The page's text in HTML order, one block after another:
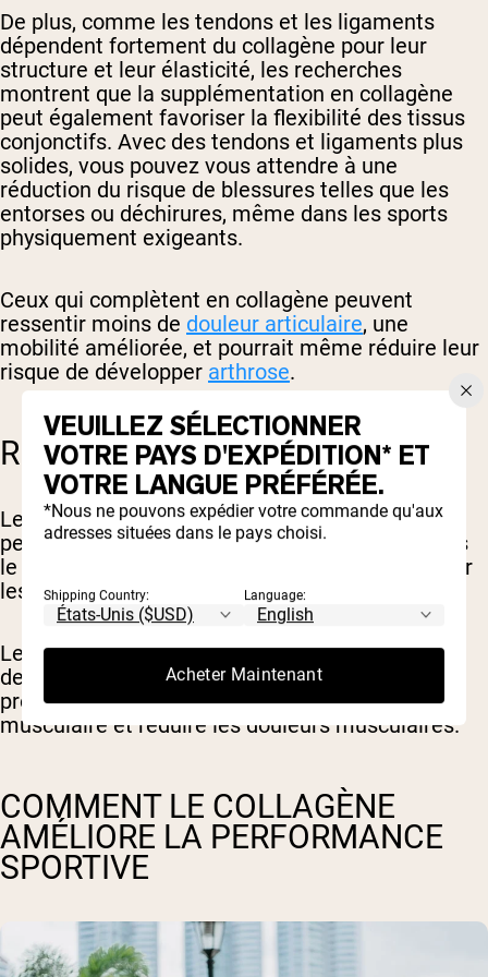
De plus, comme les tendons et les ligaments
dépendent fortement du collagène pour leur
structure et leur élasticité, les recherches
montrent que la supplémentation en collagène
peut également favoriser la flexibilité des tissus
conjonctifs. Avec des tendons et ligaments plus
solides, vous pouvez vous attendre à une
réduction du risque de blessures telles que les
entorses ou déchirures, même dans les sports
physiquement exigeants.
Ceux qui complètent en collagène peuvent
ressentir moins de douleur articulaire, une
mobilité améliorée, et pourrait même réduire leur
risque de développer arthrose.
RÉCUPÉRATION
Le collagène est composé d'acides aminés, qui
peuvent soutenir la synthèse des protéines dans
le corps. Ce processus est essentiel pour réparer
les muscles après des entraînements intensifs.
Les recherches montrent que la consommation
de collagène, grâce à sa haute teneur en
protéines, peut accélérer la récupération
musculaire et réduire les douleurs musculaires.
COMMENT LE COLLAGÈNE
AMÉLIORE LA PERFORMANCE
SPORTIVE
VEUILLEZ SÉLECTIONNER
VOTRE PAYS D'EXPÉDITION* ET
VOTRE LANGUE PRÉFÉRÉE.
*Nous ne pouvons expédier votre commande qu'aux
adresses situées dans le pays choisi.
Shipping Country: Language:
Acheter Maintenant